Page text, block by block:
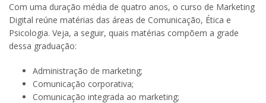
Com uma duração média de quatro anos, o curso de Marketing
Digital reúne matérias das áreas de Comunicação, Ética e
Psicologia. Veja, a seguir, quais matérias compõem a grade
dessa graduação:
Administração de marketing;
Comunicação corporativa;
Comunicação integrada ao marketing;